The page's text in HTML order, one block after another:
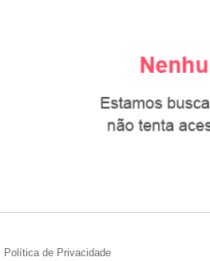
Política de Privacidade